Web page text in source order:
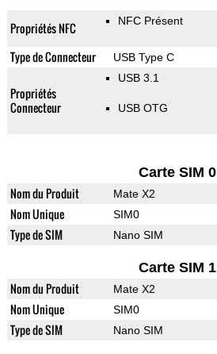
Propriétés NFC NFC Présent
Type de Connecteur USB Type C
Propriétés
Connecteur
USB 3.1
USB OTG
Carte SIM 0
Nom du Produit Mate X2
Nom Unique SIM0
Type de SIM Nano SIM
Carte SIM 1
Nom du Produit Mate X2
Nom Unique SIM0
Type de SIM Nano SIM